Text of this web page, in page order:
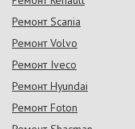
Ремонт Scania
Ремонт Volvo
Ремонт Iveco
Ремонт Hyundai
Ремонт Foton